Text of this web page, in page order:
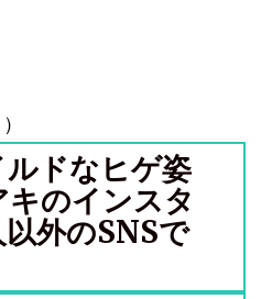
ドなヒゲ姿
のインスタ
外のSNSで